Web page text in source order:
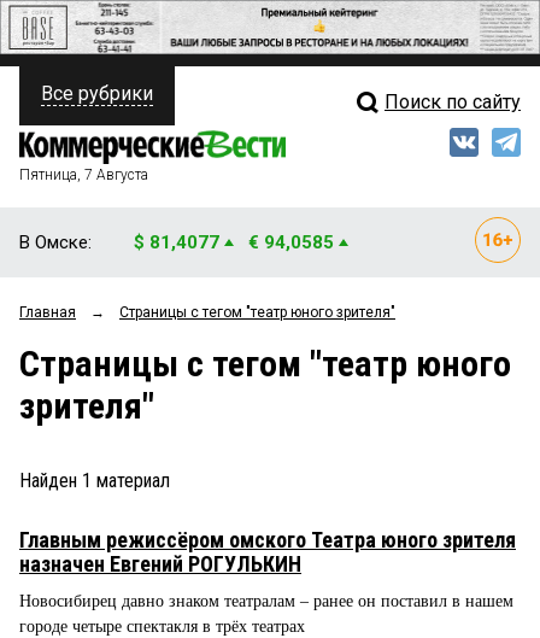
ПОЛИТИКА
ФИНАНСЫ
ОБЩЕСТВО
ЗАКОН
НОВОСТИ КОМПАНИЙ
ПРОИСШЕСТВИЯ
СТИЛЬ ЖИЗНИ
Свежий выпуск
Мнения
Рейтинги
Все рубрики Поиск по сайту
Пятница, 7 Августа
В Омске: $ 81,4077 € 94,0585
Главная → Страницы c тегом "театр юного зрителя"
Страницы c тегом "театр юного
зрителя"
Найден 1 материал
Главным режиссёром омского Театра юного зрителя
назначен Евгений РОГУЛЬКИН
Новосибирец давно знаком театралам – ранее он поставил в нашем
городе четыре спектакля в трёх театрах